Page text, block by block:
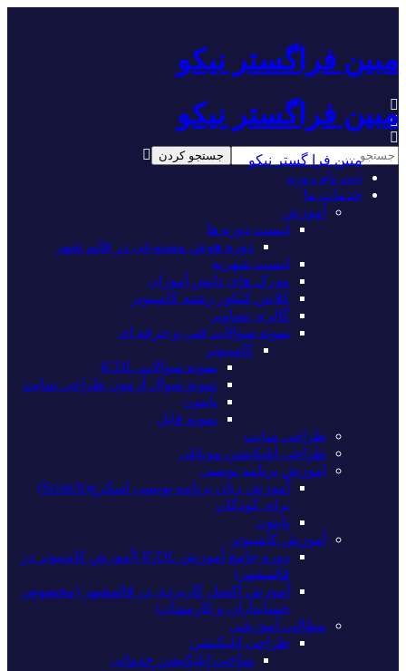
مبین فراگستر نیکو
مبین فراگستر نیکو
مبین فرا گستر نیکو
ثبت نام دوره
خدمات ما
آموزش
لیست دوره ها
دوره هوش مصنوعی در قائم شهر
لیست شهریه
مدرک های دانش آموزان
کلاس کنکور رشته کامپیوتر
گالری تصاویر
نمونه سوالات فنی و حرفه ای
کامپیوتر
نمونه سوالات ICDL
نمونه سوال آزمون طراحی سایت
پایتون
نمونه فایل
طراحی سایت
طراحی اپلیکیشن موبایلی
اموزش برنامه نویسی
آموزش زبان برنامه نویسی اسکرچ(Scratch)
برای کودکان
پایتون
آموزش کامپیوتر
دوره جامع آموزش ICDL (آموزش کامپیوتر در
قائمشهر)
آموزش اکسل کاربردی در قائمشهر (مخصوص
حسابداران و کارمندان)
مطالب آموزشی
طراحی اپلیکیشن
ساخت اپلیکیشن خدماتی